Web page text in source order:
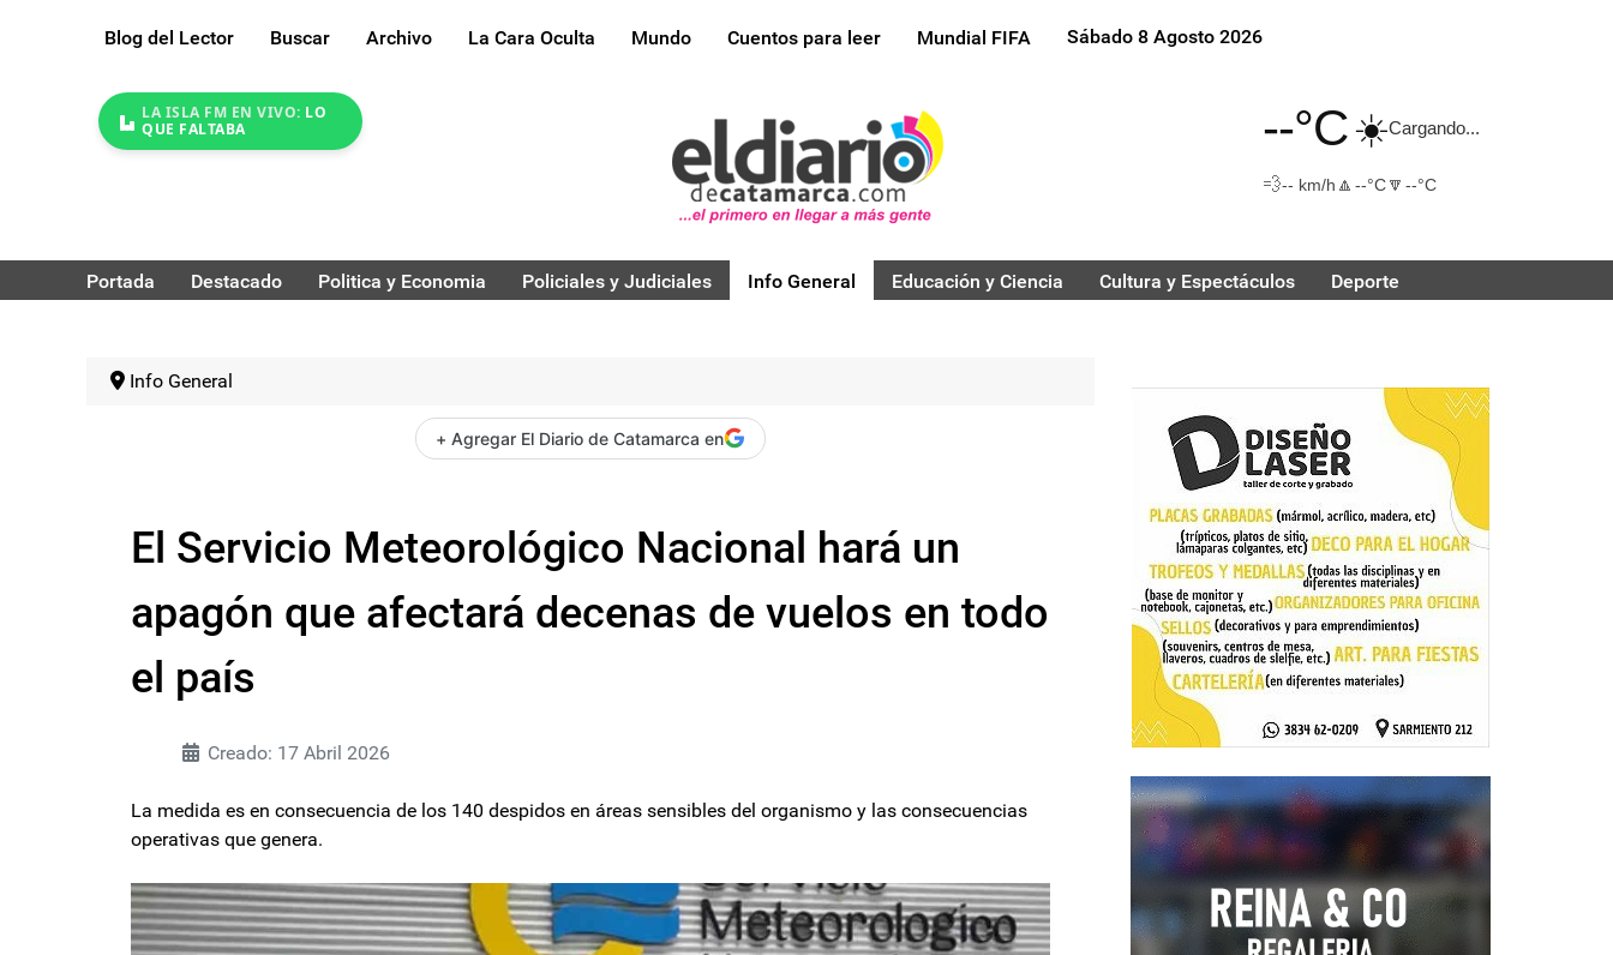
Blog del Lector Buscar Archivo La Cara Oculta Mundo Cuentos para leer Mundial FIFA Sábado 8 Agosto 2026
LA ISLA FM EN VIVO: LO
QUE FALTABA
--°C☀️Cargando...
💨-- km/h 🔼 --°C🔽 --°C
Portada Destacado Politica y Economia Policiales y Judiciales Info General Educación y Ciencia Cultura y Espectáculos Deporte
Info General
+ Agregar El Diario de Catamarca en
El Servicio Meteorológico Nacional hará un
apagón que afectará decenas de vuelos en todo
el país
Creado: 17 Abril 2026
La medida es en consecuencia de los 140 despidos en áreas sensibles del organismo y las consecuencias
operativas que genera.